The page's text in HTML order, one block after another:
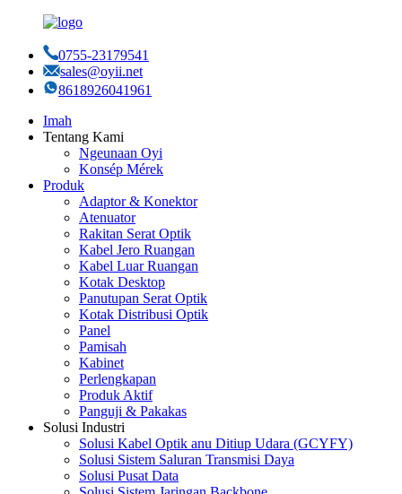
0755-23179541
sales@oyii.net
8618926041961
Imah
Tentang Kami
Ngeunaan Oyi
Konsép Mérek
Produk
Adaptor & Konektor
Atenuator
Rakitan Serat Optik
Kabel Jero Ruangan
Kabel Luar Ruangan
Kotak Desktop
Panutupan Serat Optik
Kotak Distribusi Optik
Panel
Pamisah
Kabinet
Perlengkapan
Produk Aktif
Panguji & Pakakas
Solusi Industri
Solusi Kabel Optik anu Ditiup Udara (GCYFY)
Solusi Sistem Saluran Transmisi Daya
Solusi Pusat Data